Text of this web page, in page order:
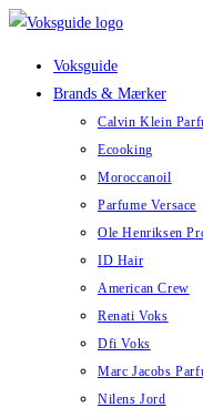
Skip
Voksguide
Brands & Mærker
Calvin Klein
Ecooking
Moroccanoil
Parfume Versace
Ole Henriksen
ID Hair
American Crew
Renati Voks
Dfi Voks
Marc Jacobs
Nilens Jord